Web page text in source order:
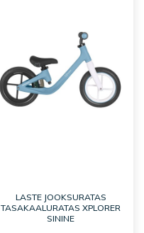
LASTE JOOKSURATAS
TASAKAALURATAS XPLORER
SININE